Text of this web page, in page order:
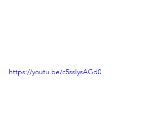
https://youtu.be/c5ssIysAGd0